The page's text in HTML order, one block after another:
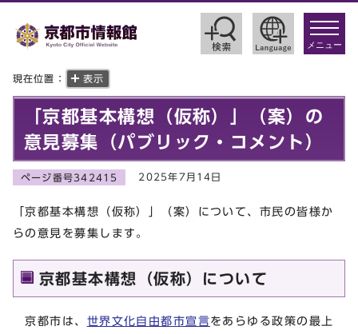
toggle
メニュー
現在位置： 表示
「京都基本構想（仮称）」（案）の
意見募集（パブリック・コメント）
ページ番号342415 2025年7月14日
「京都基本構想（仮称）」（案）について、市民の皆様か
らの意見を募集します。
京都基本構想（仮称）について
京都市は、 世界文化自由都市宣言をあらゆる政策の最上